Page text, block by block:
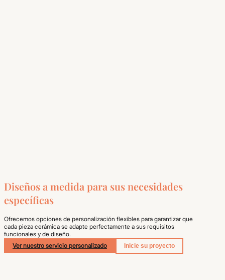
Diseños a medida para sus necesidades
específicas
Ofrecemos opciones de personalización flexibles para garantizar que
cada pieza cerámica se adapte perfectamente a sus requisitos
funcionales y de diseño.
Ver nuestro servicio personalizado
Inicie su proyecto